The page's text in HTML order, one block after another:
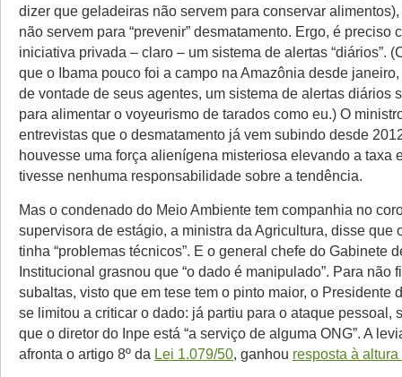
dizer que geladeiras não servem para conservar
não servem para “prevenir” desmatamento. Ergo, é preciso
iniciativa privada – claro – um sistema de alertas “diários”.
que o Ibama pouco foi a campo na Amazônia desde
de vontade de seus agentes, um sistema de alertas diários
para alimentar o voyeurismo de tarados como eu.) O
entrevistas que o desmatamento já vem subindo desde
houvesse uma força alienígena misteriosa elevando a taxa
tivesse nenhuma responsabilidade sobre a tendência.
Mas o condenado do Meio Ambiente tem companhia no
supervisora de estágio, a ministra da Agricultura, disse que
tinha “problemas técnicos”. E o general chefe do Gabinete
Institucional grasnou que “o dado é manipulado”. Para não
subaltas, visto que em tese tem o pinto maior, o Presidente
se limitou a criticar o dado: já partiu para o ataque pessoal,
que o diretor do Inpe está “a serviço de alguma ONG”. A
afronta o artigo 8º da Lei 1.079/50, ganhou resposta à